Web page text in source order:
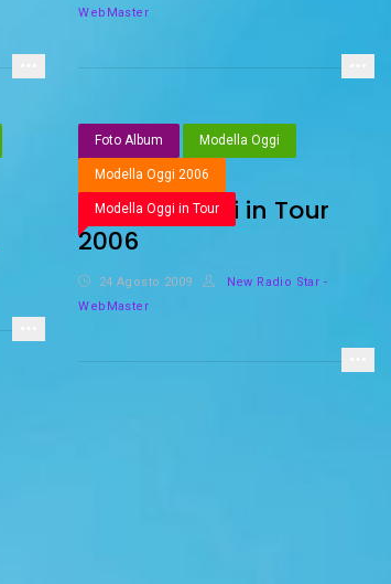
WebMaster
Foto Album Modella Oggi
Modella Oggi 2006
Modella Oggi in Tour
Modella Oggi in Tour
2006
24 Agosto 2009
New Radio Star -
WebMaster